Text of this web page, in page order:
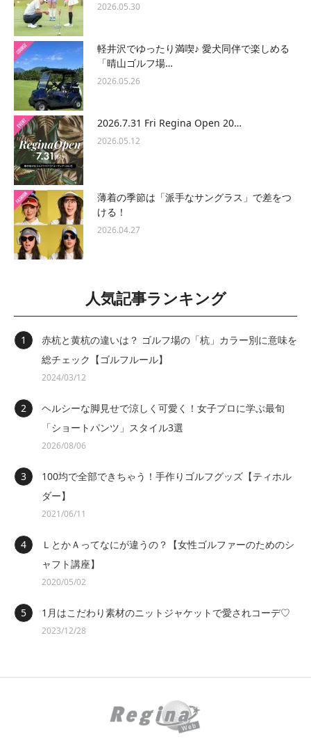
2026.05.30
軽井沢でゆったり満喫♪ 愛犬同伴で楽しめる
「晴山ゴルフ場…
2026.05.26
2026.7.31 Fri Regina Open 20…
2026.05.12
薄着の季節は「派手なサングラス」で差をつ
ける！
2026.04.27
人気記事ランキング
赤杭と黄杭の違いは？ ゴルフ場の「杭」カラー別に意味を
総チェック【ゴルフルール】
2024/03/12
ヘルシーな脚見せで涼しく可愛く！女子プロに学ぶ最旬
「ショートパンツ」スタイル3選
2026/08/06
100均で全部できちゃう！手作りゴルフグッズ【ティホル
ダー】
2021/06/11
ＬとかＡってなにが違うの？【女性ゴルファーのためのシ
ャフト講座】
2020/05/02
1月はこだわり素材のニットジャケットで愛されコーデ♡
2023/12/28